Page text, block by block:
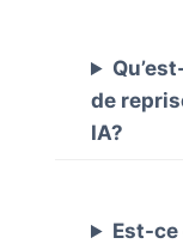
de
IA?
Est-ce